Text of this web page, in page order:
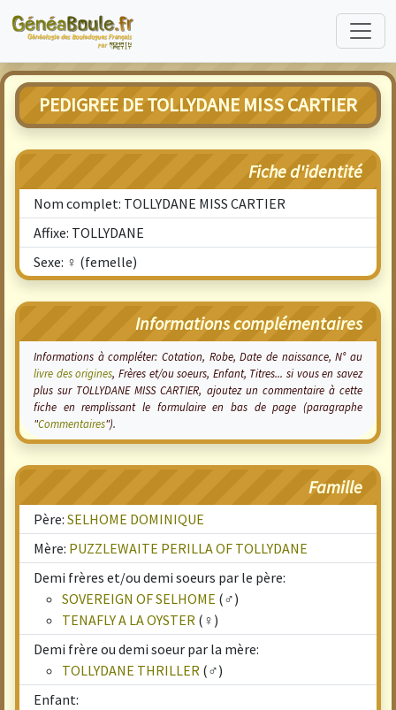
PEDIGREE DE TOLLYDANE MISS CARTIER
Fiche d'identité
Nom complet: TOLLYDANE MISS CARTIER
Affixe: TOLLYDANE
Sexe: ♀ (femelle)
Informations complémentaires
Informations à compléter: Cotation, Robe, Date de naissance, N° au
livre des origines, Frères et/ou soeurs, Enfant, Titres... si vous en savez
plus sur TOLLYDANE MISS CARTIER, ajoutez un commentaire à cette
fiche en remplissant le formulaire en bas de page (paragraphe
"Commentaires").
Famille
Père: SELHOME DOMINIQUE
Mère: PUZZLEWAITE PERILLA OF TOLLYDANE
Demi frères et/ou demi soeurs par le père:
SOVEREIGN OF SELHOME (♂)
TENAFLY A LA OYSTER (♀)
Demi frère ou demi soeur par la mère:
TOLLYDANE THRILLER (♂)
Enfant: